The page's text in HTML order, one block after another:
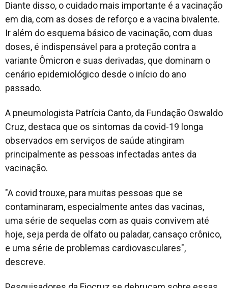
Diante disso, o cuidado mais importante é a vacinação
em dia, com as doses de reforço e a vacina bivalente.
Ir além do esquema básico de vacinação, com duas
doses, é indispensável para a proteção contra a
variante Ômicron e suas derivadas, que dominam o
cenário epidemiológico desde o início do ano
passado.
A pneumologista Patrícia Canto, da Fundação Oswaldo
Cruz, destaca que os sintomas da covid-19 longa
observados em serviços de saúde atingiram
principalmente as pessoas infectadas antes da
vacinação.
"A covid trouxe, para muitas pessoas que se
contaminaram, especialmente antes das vacinas,
uma série de sequelas com as quais convivem até
hoje, seja perda de olfato ou paladar, cansaço crônico,
e uma série de problemas cardiovasculares",
descreve.